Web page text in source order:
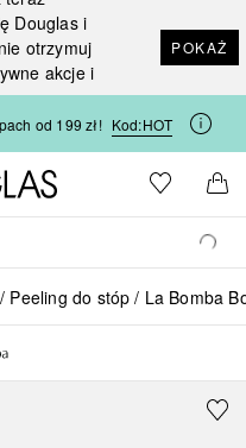
Douglas i
otrzymuj
akcje i
POKAŻ
od 199 zł! Kod:HOT
Strona główna Douglas
Do listyDo
Peeling do stóp La Bomba